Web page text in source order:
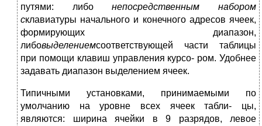
путями: либонепосредственным набором
склавиатуры начального и конечного адресов ячеек,
формирующих диапазон,
либовыделениемсоответствующей части таблицы
при помощи клавиш управления курсо- ром. Удобнее
задавать диапазон выделением ячеек.
Типичными установками, принимаемыми по
умолчанию на уровне всех ячеек табли- цы,
являются: ширина ячейки в 9 разрядов, левое